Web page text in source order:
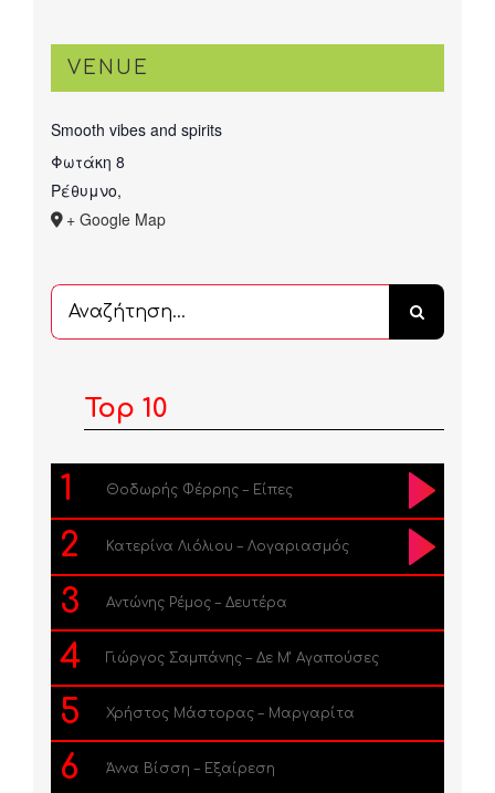
VENUE
Smooth vibes and spirits
Φωτάκη 8
Ρέθυμνο,
+ Google Map
Αναζήτηση
...
Top 10
1 Θοδωρής Φέρρης – Είπες
2 Κατερίνα Λιόλιου – Λογαριασμός
3 Αντώνης Ρέμος – Δευτέρα
4 Γιώργος Σαμπάνης – Δε Μ’ Αγαπούσες
5 Χρήστος Μάστορας – Μαργαρίτα
6 Άννα Βίσση – Εξαίρεση